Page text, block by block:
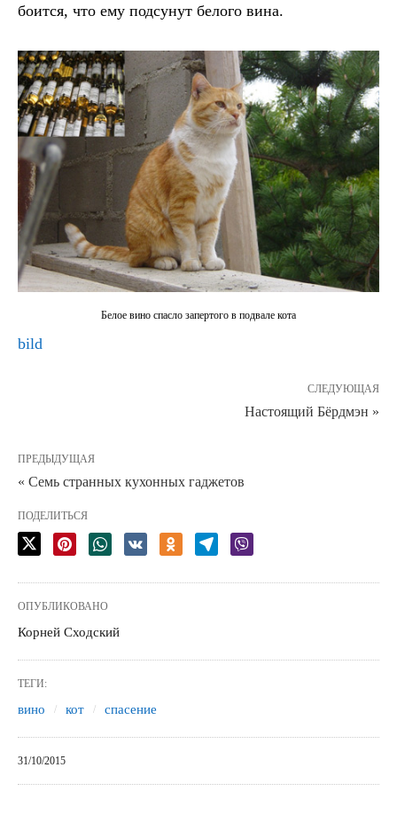
боится, что ему подсунут белого вина.
Белое вино спасло запертого в подвале кота
bild
СЛЕДУЮЩАЯ
Настоящий Бёрдмэн »
ПРЕДЫДУЩАЯ
« Семь странных кухонных гаджетов
ПОДЕЛИТЬСЯ
ОПУБЛИКОВАНО
Корней Сходский
ТЕГИ:
вино кот спасение
31/10/2015